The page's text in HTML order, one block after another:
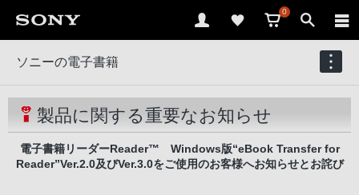
0
ソニーの電子書籍
製品に関する重要なお知らせ
電子書籍リーダーReader™ Windows版“eBook Transfer for
Reader”Ver.2.0及びVer.3.0をご使用のお客様へお知らせとお詫び